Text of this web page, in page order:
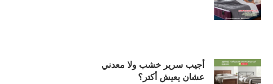
أجيب سرير خشب ولا معدني
عشان يعيش أكتر؟